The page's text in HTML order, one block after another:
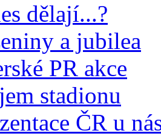
dělají...?
a jubilea
PR akce
stadionu
ČR u